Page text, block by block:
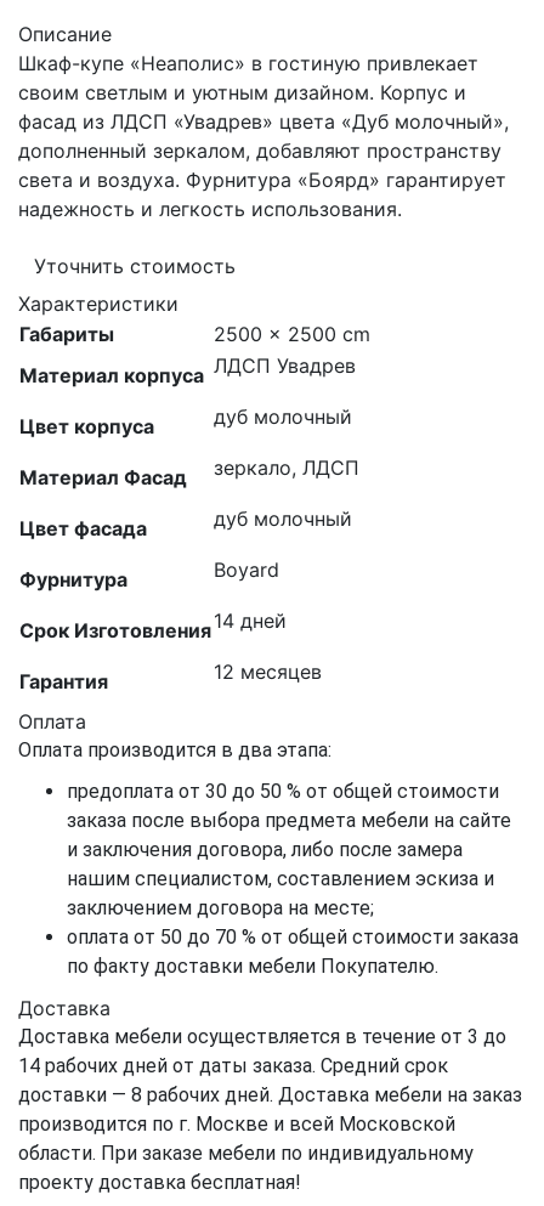
Описание
Шкаф-купе «Неаполис» в гостиную привлекает
своим светлым и уютным дизайном. Корпус и
фасад из ЛДСП «Увадрев» цвета «Дуб молочный»,
дополненный зеркалом, добавляют пространству
света и воздуха. Фурнитура «Боярд» гарантирует
надежность и легкость использования.
Уточнить стоимость
Характеристики
Габариты
2500 × 2500 cm
Материал корпуса ЛДСП Увадрев
Цвет корпуса дуб молочный
Материал Фасад зеркало, ЛДСП
Цвет фасада дуб молочный
Фурнитура Boyard
Срок Изготовления14 дней
Гарантия 12 месяцев
Оплата
Оплата производится в два этапа:
предоплата от 30 до 50 % от общей стоимости
заказа после выбора предмета мебели на сайте
и заключения договора, либо после замера
нашим специалистом, составлением эскиза и
заключением договора на месте;
оплата от 50 до 70 % от общей стоимости заказа
по факту доставки мебели Покупателю.
Доставка
Доставка мебели осуществляется в течение от 3 до
14 рабочих дней от даты заказа. Средний срок
доставки — 8 рабочих дней. Доставка мебели на заказ
производится по г. Москве и всей Московской
области. При заказе мебели по индивидуальному
проекту доставка бесплатная!